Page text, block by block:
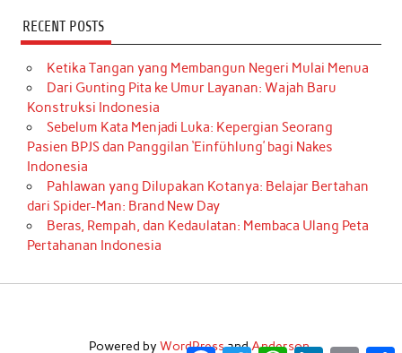
RECENT POSTS
Ketika Tangan yang Membangun Negeri Mulai Menua
Dari Gunting Pita ke Umur Layanan: Wajah Baru
Konstruksi Indonesia
Sebelum Kata Menjadi Luka: Kepergian Seorang
Pasien BPJS dan Panggilan ‘Einfühlung’ bagi Nakes
Indonesia
Pahlawan yang Dilupakan Kotanya: Belajar Bertahan
dari Spider-Man: Brand New Day
Beras, Rempah, dan Kedaulatan: Membaca Ulang Peta
Pertahanan Indonesia
Powered by WordPressandAnderson.